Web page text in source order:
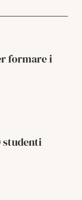
formare i
studenti